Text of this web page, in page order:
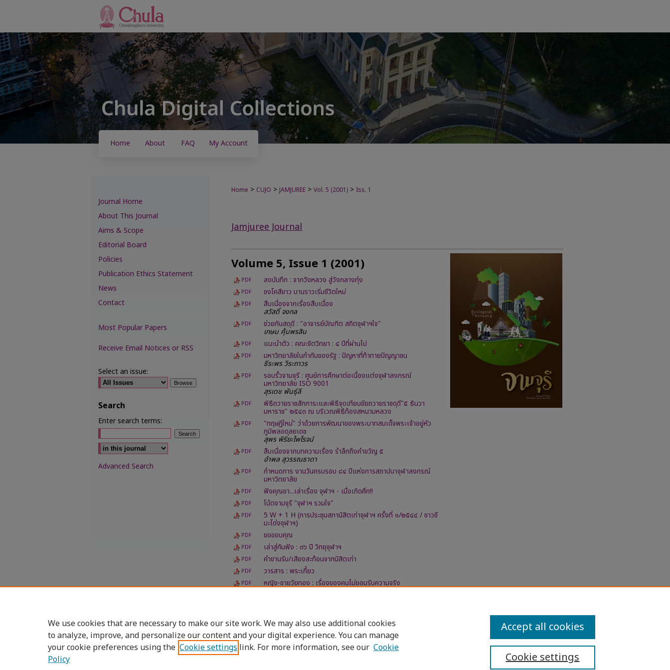
Home About FAQ My Account
Home > CUJO > JAMJUREE > Vol. 5 (2001) > Iss. 1
Jamjuree Journal
Volume 5, Issue 1 (2001)
PDF ลงบันทึก : จากวังหลวง สู่วังกลางทุ่ง
PDF ชงโคสีขาว บานราวเริ่มชีวิตใหม่
PDF สืบเนื่องจากเรื่องสืบเนื่อง
สวัสดิ์ จงกล
PDF ช่วยกันสดุดี : "อาจารย์บัณฑิต สถิตจุฬาฯใจ"
เกษม คุ้มพรสิน
PDF แนะนำตัว : คณะจิตวิทยา : ๔ ปีที่ผ่านไป
PDF มหาวิทยาลัยในกำกับของรัฐ : ปัญหาที่ท้าทายปัญญาชน
ธีระพร วีระถาวร
PDF รอบรั้วจามจุรี : ศูนย์การศึกษาต่อเนื่องแต่งจุฬาลงกรณ์
มหาวิทยาลัย ISO 9001
สุรเดช พันธุ์ลี
PDF พิธีถวายราชสักการะและพิธีจุดเทียนชัยถวายราชดุดี"๕ ธันวา
มหาราช" ๒๕๔๓ ณ บริเวณพิธีท้องสหนามหลวง
PDF "ทฤษฏีใหม่" ว่าด้วยการพัฒนาของพระบาทสมเด็จพระเจ้าอยู่หัว
ภูมิพลอดุลยเดช
สุพร พิริยะไพโรจน์
PDF สืบเนื่องจากบทความเรื่อง รำลึกถึงคำขวัญ ๕
อำพล สุวรรณธาดา
PDF กำหนดการ งานวันครบรอบ ๘๔ ปีแห่งการสถาปนาจุฬาลงกรณ์
มหาวิทยาลัย
PDF ฟังคุณอา...เล่าเรื่อง จุฬาฯ - เมื่อเกิดศึก!!
PDF โน้ตจามจุรี "จุฬาฯ รวมใจ"
PDF 5 W + 1 H (การประชุมสภานิสิตเก่าจุฬาฯ ครั้งที่ ๑/๒๕๔๔ / ชาวซี
มะโด่งจุฬาฯ)
PDF ขอขอบคุณ
PDF เล่าสู่กันฟัง : ๓๖ ปี วิทยุจุฬาฯ
PDF คำขานรับ/เสียงสะท้อนจากนิสิตเก่า
PDF วารสาร : พระเกี้ยว
PDF หญิง-ชายวัยทอง : เรื่องของคนไม่ยอมรับความจริง
Journal Home
About This Journal
Aims & Scope
Editorial Board
Policies
Publication Ethics Statement
News
Contact
Most Popular Papers
Receive Email Notices or RSS
Select an issue:
Search
Enter search terms:
Select context to search:
Advanced Search
We use cookies that are necessary to make our site work. We may also use additional cookies
to analyze, improve, and personalize our content and your digital experience. You can manage
your cookie preferences using the Cookie settings link. For more information, see our Cookie
Policy
Cookie settings
Accept all cookies